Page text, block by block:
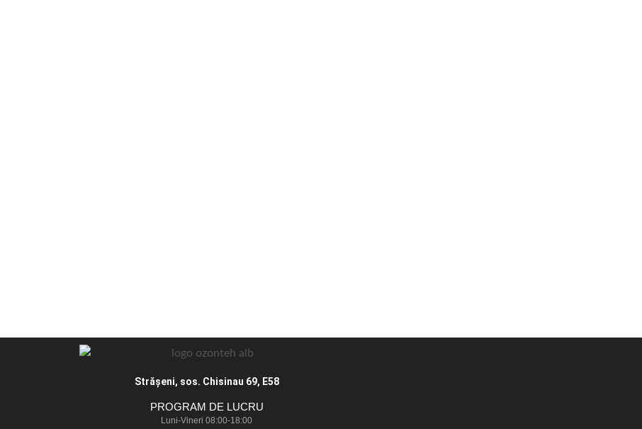
Străşeni, sos. Chisinau 69, E58
PROGRAM DE LUCRU
Luni-Vineri 08:00-18:00